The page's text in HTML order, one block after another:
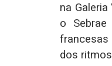
na
o
francesas
dos